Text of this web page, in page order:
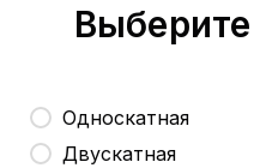
Односкатная
Двускатная